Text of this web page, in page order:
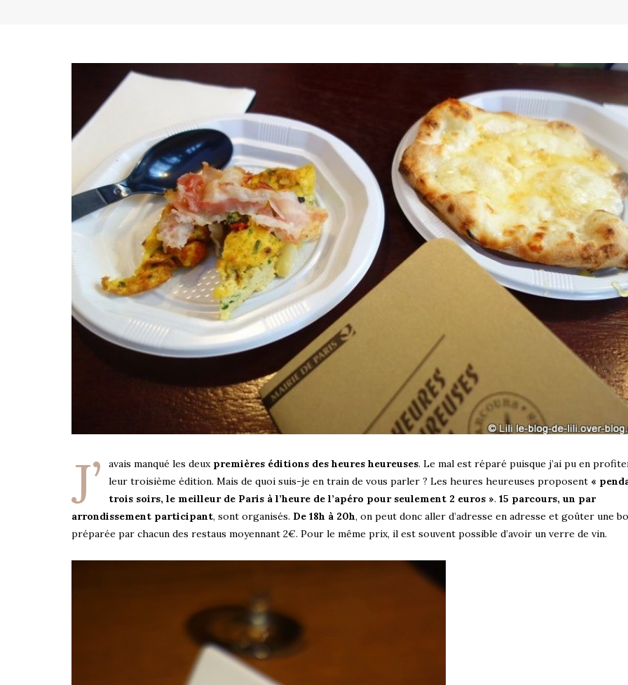
J’ avais manqué les deux premières éditions des heures heureuses. Le mal est réparé puisque j’ai pu en
leur troisième édition. Mais de quoi suis-je en train de vous parler ? Les heures heureuses proposent «
trois soirs, le meilleur de Paris à l’heure de l’apéro pour seulement 2 euros ». 15 parcours, un par
arrondissement participant, sont organisés. De 18h à 20h, on peut donc aller d’adresse en adresse et goûter une
préparée par chacun des restaus moyennant 2€. Pour le même prix, il est souvent possible d’avoir un verre de vin.